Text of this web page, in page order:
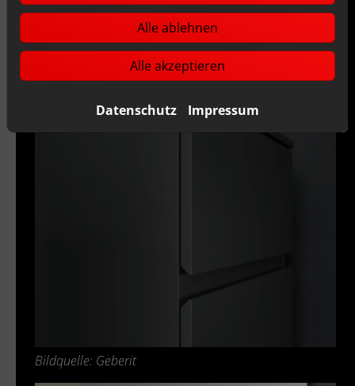
Bildquelle: Geberit
Alle ablehnen
Alle akzeptieren
Datenschutz Impressum